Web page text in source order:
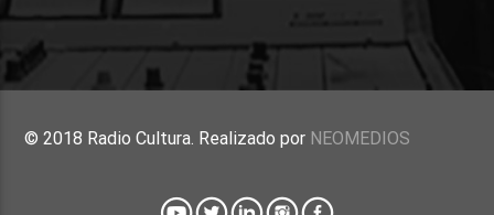
© 2018 Radio Cultura. Realizado por NEOMEDIOS